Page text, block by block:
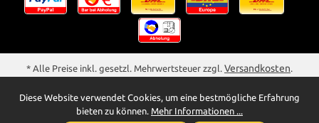
* Alle Preise inkl. gesetzl. Mehrwertsteuer zzgl. Versandkosten.
** Der Verkauf unterliegt der Differenzbesteuerung gem. § 25a UStG
(Gebrauchtgegenstände/Sonderregelung). Ein gesonderter Ausweis der
Diese Website verwendet Cookies, um eine bestmögliche Erfahrung
bieten zu können. Mehr Informationen ...